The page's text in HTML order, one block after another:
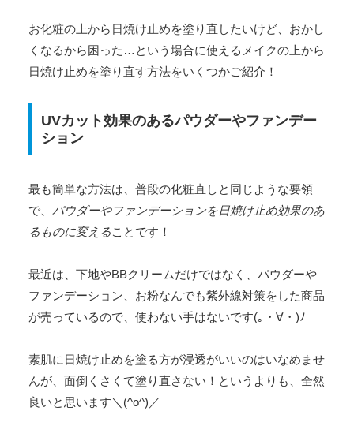
お化粧の上から日焼け止めを塗り直したいけど、おかし
くなるから困った…という場合に使えるメイクの上から
日焼け止めを塗り直す方法をいくつかご紹介！
UVカット効果のあるパウダーやファンデー
ション
最も簡単な方法は、普段の化粧直しと同じような要領
で、 パウダーやファンデーションを日焼け止め効果のあ
るものに変えることです！
最近は、下地やBBクリームだけではなく、パウダーや
ファンデーション、お粉なんでも紫外線対策をした商品
が売っているので、使わない手はないです(｡・∀・)ﾉ
素肌に日焼け止めを塗る方が浸透がいいのはいなめませ
んが、面倒くさくて塗り直さない！というよりも、全然
良いと思います＼(^o^)／